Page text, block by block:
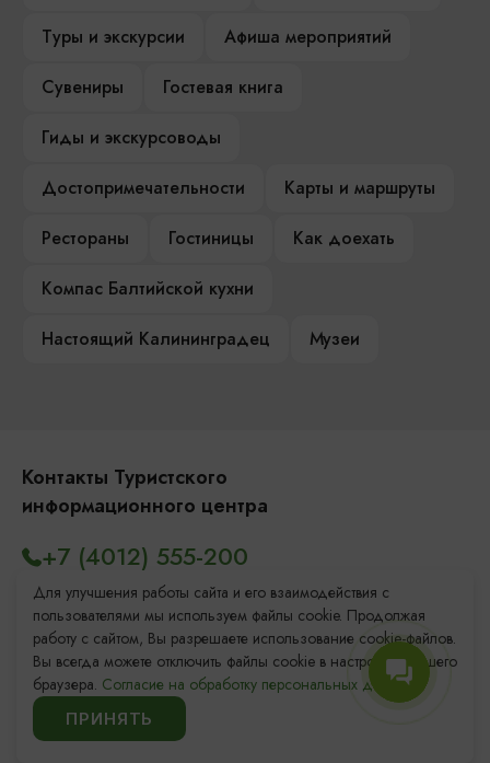
Туры и экскурсии
Афиша мероприятий
Сувениры
Гостевая книга
Гиды и экскурсоводы
Достопримечательности
Карты и маршруты
Рестораны
Гостиницы
Как доехать
Компас Балтийской кухни
Настоящий Калининградец
Музеи
Контакты Туристского
информационного центра
Площадь Победы, 1 Закрыто
ул. Октябрьская, 2/3 Открыто
+7 (4012) 555-200
8 (800) 200-55-39
info@visit-kaliningrad.ru
Для улучшения работы сайта и его взаимодействия с
пользователями мы используем файлы cookie. Продолжая
работу с сайтом, Вы разрешаете использование cookie-файлов.
Вы всегда можете отключить файлы cookie в настройках Вашего
браузера. Согласие на обработку персональных данных.
ПРИНЯТЬ